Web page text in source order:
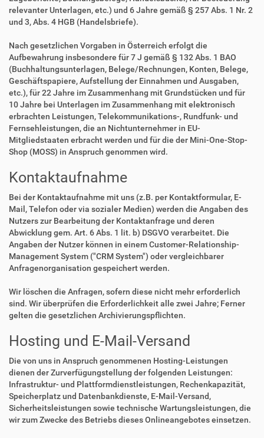
relevanter Unterlagen, etc.) und 6 Jahre gemäß § 257 Abs. 1 Nr. 2
und 3, Abs. 4 HGB (Handelsbriefe).
Nach gesetzlichen Vorgaben in Österreich erfolgt die
Aufbewahrung insbesondere für 7 J gemäß § 132 Abs. 1 BAO
(Buchhaltungsunterlagen, Belege/Rechnungen, Konten, Belege,
Geschäftspapiere, Aufstellung der Einnahmen und Ausgaben,
etc.), für 22 Jahre im Zusammenhang mit Grundstücken und für
10 Jahre bei Unterlagen im Zusammenhang mit elektronisch
erbrachten Leistungen, Telekommunikations-, Rundfunk- und
Fernsehleistungen, die an Nichtunternehmer in EU-
Mitgliedstaaten erbracht werden und für die der Mini-One-Stop-
Shop (MOSS) in Anspruch genommen wird.
Kontaktaufnahme
Bei der Kontaktaufnahme mit uns (z.B. per Kontaktformular, E-
Mail, Telefon oder via sozialer Medien) werden die Angaben des
Nutzers zur Bearbeitung der Kontaktanfrage und deren
Abwicklung gem. Art. 6 Abs. 1 lit. b) DSGVO verarbeitet. Die
Angaben der Nutzer können in einem Customer-Relationship-
Management System ("CRM System") oder vergleichbarer
Anfragenorganisation gespeichert werden.
Wir löschen die Anfragen, sofern diese nicht mehr erforderlich
sind. Wir überprüfen die Erforderlichkeit alle zwei Jahre; Ferner
gelten die gesetzlichen Archivierungspflichten.
Hosting und E-Mail-Versand
Die von uns in Anspruch genommenen Hosting-Leistungen
dienen der Zurverfügungstellung der folgenden Leistungen:
Infrastruktur- und Plattformdienstleistungen, Rechenkapazität,
Speicherplatz und Datenbankdienste, E-Mail-Versand,
Sicherheitsleistungen sowie technische Wartungsleistungen, die
wir zum Zwecke des Betriebs dieses Onlineangebotes einsetzen.